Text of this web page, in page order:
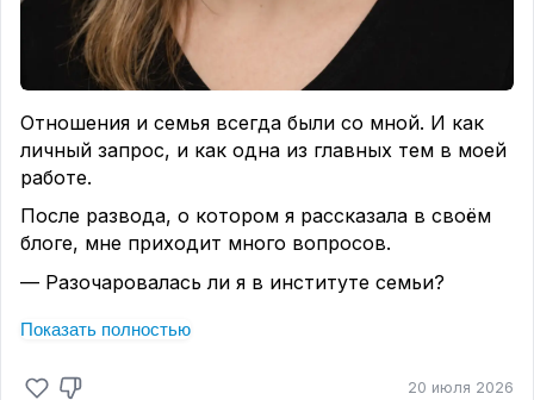
Отношения и семья всегда были со мной. И как
личный запрос, и как одна из главных тем в моей
работе.
После развода, о котором я рассказала в своём
блоге, мне приходит много вопросов.
— Разочаровалась ли я в институте семьи?
Нет.
хочу замуж, не хочу близких отношений и
Показать полностью
20 июля 2026